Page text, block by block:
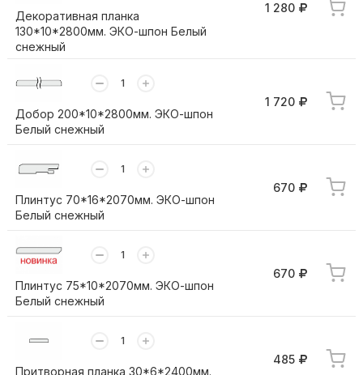
Декоративная планка
130*10*2800мм. ЭКО-шпон Белый
снежный
1 280
Добор 200*10*2800мм. ЭКО-шпон
Белый снежный
1 720
Плинтус 70*16*2070мм. ЭКО-шпон
Белый снежный
670
Плинтус 75*10*2070мм. ЭКО-шпон
Белый снежный
670
Притворная планка 30*6*2400мм.
485